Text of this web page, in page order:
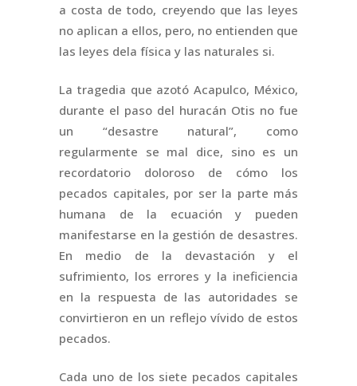
a costa de todo, creyendo que las leyes
no aplican a ellos, pero, no entienden que
las leyes dela física y las naturales si.
La tragedia que azotó Acapulco, México,
durante el paso del huracán Otis no fue
un “desastre natural”, como
regularmente se mal dice, sino es un
recordatorio doloroso de cómo los
pecados capitales, por ser la parte más
humana de la ecuación y pueden
manifestarse en la gestión de desastres.
En medio de la devastación y el
sufrimiento, los errores y la ineficiencia
en la respuesta de las autoridades se
convirtieron en un reflejo vívido de estos
pecados.
Cada uno de los siete pecados capitales